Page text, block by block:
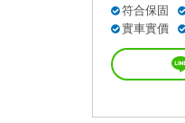
符合保固
實車實價